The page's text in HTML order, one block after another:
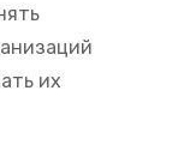
их